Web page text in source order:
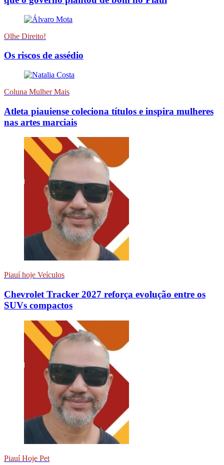
Olhe Direito!
Os riscos de assédio
Coluna Mulher Mais
Atleta piauiense coleciona títulos e inspira mulheres
nas artes marciais
Piauí hoje Veículos
Chevrolet Tracker 2027 reforça evolução entre os
SUVs compactos
Piauí Hoje Pet